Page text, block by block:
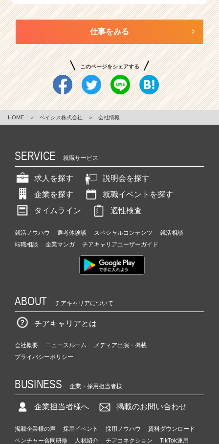
仕事をみる
このページをシェアする
HOME ＞ ベイシス株式会社 ＞ 会社情報
SERVICE 就職サービス
求人を探す
説明会を探す
企業を探す
就職イベントを探す
タイムライン
適性検査
就活ノウハウ 選考体験談 スペシャルコンテンツ
就活相談
転職相談
企業マンガ チアキャリアユーザーガイド
ABOUT チアキャリアについて
チアキャリアとは
会社概要 ニュースルーム
メディア出演・掲載
プライバシーポリシー
BUSINESS 企業・採用担当者様
企業担当者様へ 掲載のお問い合わせ
掲載企業様の声 採用イベント 採用ノウハウ
資料ダウンロード
ベンチャー合同研修
人材紹介 チアコネクション TikTok運用